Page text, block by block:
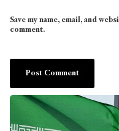
Save my name, email, and
comment.